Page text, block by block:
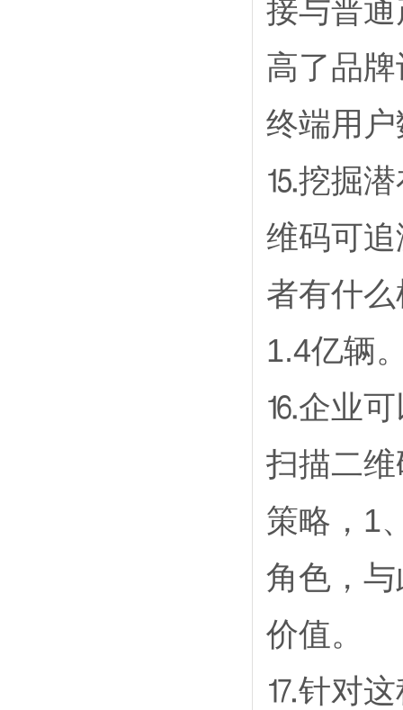
接与普
高了品
终端用
⒖挖掘潜
维码可
者有什
1.4亿辆
⒗企业可
扫描二
策略，1
角色，
价值。
⒘针对这